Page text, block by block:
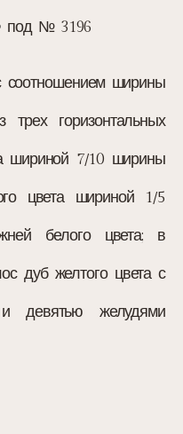
под № 3196
соотношением ширины
горизонтальных
шириной 7/10 ширины
цвета шириной 1/5
белого цвета; в
дуб желтого цвета с
девятью желудями